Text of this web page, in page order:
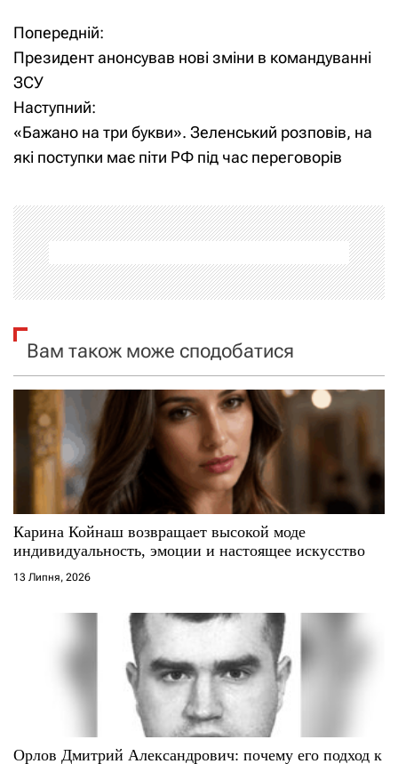
Н
а
в
і
а
ц
і
я
з
с
і
Попередній:
Президент анонсував нові зміни в командуванні
ЗСУ
Наступний:
«Бажано на три букви». Зеленський розповів, на
які поступки має піти РФ під час переговорів
Вам також може сподобатися
Карина Койнаш возвращает высокой моде
индивидуальность, эмоции и настоящее искусство
13 Липня, 2026
Орлов Дмитрий Александрович: почему его подход к